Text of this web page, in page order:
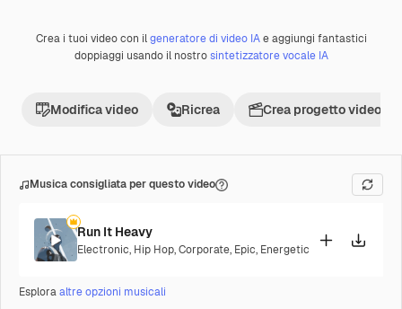
Crea i tuoi video con ilgeneratore di video IAe aggiungi fantastici
doppiaggi usando il nostrosintetizzatore vocale IA
Modifica video Ricrea Crea progetto video
Musica consigliata per questo video
Run It Heavy
Electronic, Hip Hop,Corporate, Epic, Energetic
Esploraaltre opzioni musicali